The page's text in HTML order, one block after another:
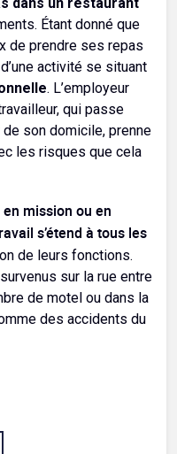
Étant donné que
de prendre ses repas
activité se situant
. L’employeur
qui passe
son domicile, prenne
les risques que cela
mission ou en
s’étend à tous les
de leurs fonctions.
sur la rue entre
de motel ou dans la
des accidents du